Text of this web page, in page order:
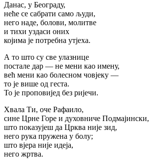
Данас, у Београду,
неће се сабрати само људи,
него наде, болови, молитве
и тихи уздаси оних
којима је потребна утјеха.
А то што су све улазнице
постале дар — не мени као имену,
већ мени као болесном човјеку —
то је више од геста.
То је проповијед без ријечи.
Хвала Ти, оче Рафаило,
сине Црне Горе и духовниче Подмајински,
што показујеш да Црква није зид,
него рука пружена у болу;
што вјера није идеја,
него жртва.